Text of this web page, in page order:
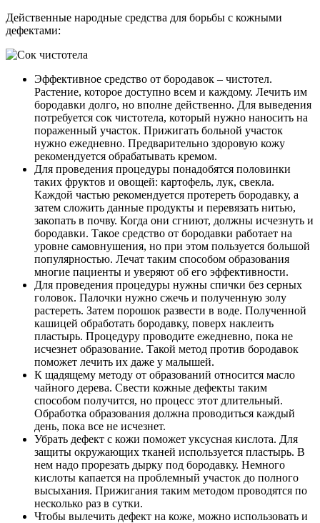
Действенные народные средства для борьбы с кожными
дефектами:
Эффективное средство от бородавок – чистотел.
Растение, которое доступно всем и каждому. Лечить им
бородавки долго, но вполне действенно. Для выведения
потребуется сок чистотела, который нужно наносить на
пораженный участок. Прижигать больной участок
нужно ежедневно. Предварительно здоровую кожу
рекомендуется обрабатывать кремом.
Для проведения процедуры понадобятся половинки
таких фруктов и овощей: картофель, лук, свекла.
Каждой частью рекомендуется протереть бородавку, а
затем сложить данные продукты и перевязать нитью,
закопать в почву. Когда они сгниют, должны исчезнуть и
бородавки. Такое средство от бородавки работает на
уровне самовнушения, но при этом пользуется большой
популярностью. Лечат таким способом образования
многие пациенты и уверяют об его эффективности.
Для проведения процедуры нужны спички без серных
головок. Палочки нужно сжечь и полученную золу
растереть. Затем порошок развести в воде. Полученной
кашицей обработать бородавку, поверх наклеить
пластырь. Процедуру проводите ежедневно, пока не
исчезнет образование. Такой метод против бородавок
поможет лечить их даже у малышей.
К щадящему методу от образований относится масло
чайного дерева. Свести кожные дефекты таким
способом получится, но процесс этот длительный.
Обработка образования должна проводиться каждый
день, пока все не исчезнет.
Убрать дефект с кожи поможет уксусная кислота. Для
защиты окружающих тканей используется пластырь. В
нем надо прорезать дырку под бородавку. Немного
кислоты капается на проблемный участок до полного
высыхания. Прижигания таким методом проводятся по
несколько раз в сутки.
Чтобы вылечить дефект на коже, можно использовать и